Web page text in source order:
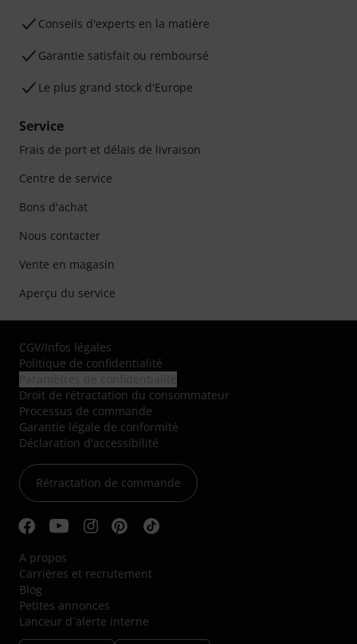
Conseils d'experts en la matière
Garantie satisfait ou remboursé
Le plus grand stock d'Europe
Service
Frais de port et délais de livraison
Centre de service
Bons d'achat
Nous contacter
Vente en magasin
Aperçu du service
CGV/Infos légales
Politique de confidentialité
Droit de rétractation du consommateur
Processus de commande
Garantie légale de conformité
Déclaration d'accessibilité
Rétractation de commande
A propos
Carrières et recrutement
Blog
Petites annonces
Lanceur d´alerte interne